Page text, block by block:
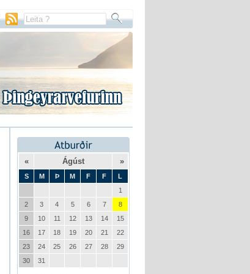
« Ágúst »
S M Þ M F F
L
1
2
3 4 5 6 7
8
9
10 11 12 13 14
15
16
17 18 19 20 21
22
23
24 25 26 27 28
29
30
31